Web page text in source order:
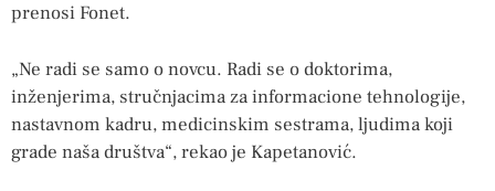
prenosi Fonet.
„Ne radi se samo o novcu. Radi se o doktorima,
inženjerima, stručnjacima za informacione tehnologije,
nastavnom kadru, medicinskim sestrama, ljudima koji
grade naša društva“, rekao je Kapetanović.